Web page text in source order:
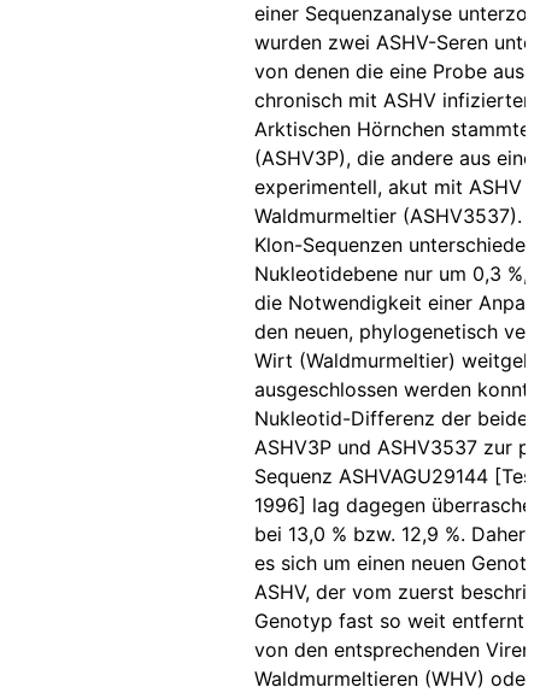
einer Sequenzanalyse
wurden zwei ASHV-Seren
von denen die eine Probe aus
chronisch mit ASHV infizierten
Arktischen Hörnchen stammte
(ASHV3P), die andere aus
experimentell, akut mit ASHV
Waldmurmeltier (ASHV3537).
Klon-Sequenzen
Nukleotidebene nur um 0,3 %,
die Notwendigkeit einer
den neuen, phylogenetisch
Wirt (Waldmurmeltier)
ausgeschlossen werden
Nukleotid-Differenz der
ASHV3P und ASHV3537 zur
Sequenz ASHVAGU29144
1996] lag dagegen
bei 13,0 % bzw. 12,9 %. Daher
es sich um einen neuen
ASHV, der vom zuerst
Genotyp fast so weit entfernt
von den entsprechenden Viren
Waldmurmeltieren (WHV) oder